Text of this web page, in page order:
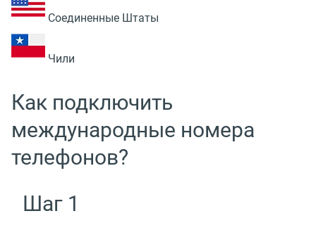
Соединенные Штаты
Чили
Как подключить
международные номера
телефонов?
Шаг 1